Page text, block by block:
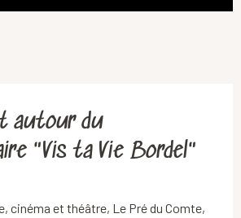
autour du
"Vis ta Vie Bordel"
cinéma et théâtre, Le Pré du Comte,